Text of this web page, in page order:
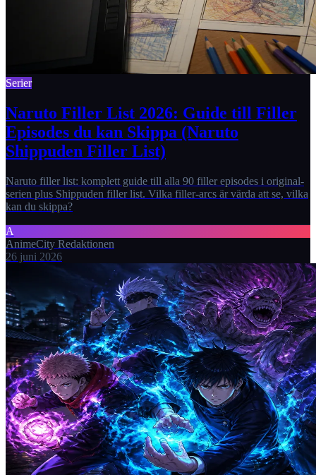
Serier
Naruto Filler List 2026: Guide till Filler
Episodes du kan Skippa (Naruto
Shippuden Filler List)
Naruto filler list: komplett guide till alla 90 filler episodes i original-
serien plus Shippuden filler list. Vilka filler-arcs är värda att se, vilka
kan du skippa?
A
AnimeCity Redaktionen
26 juni 2026